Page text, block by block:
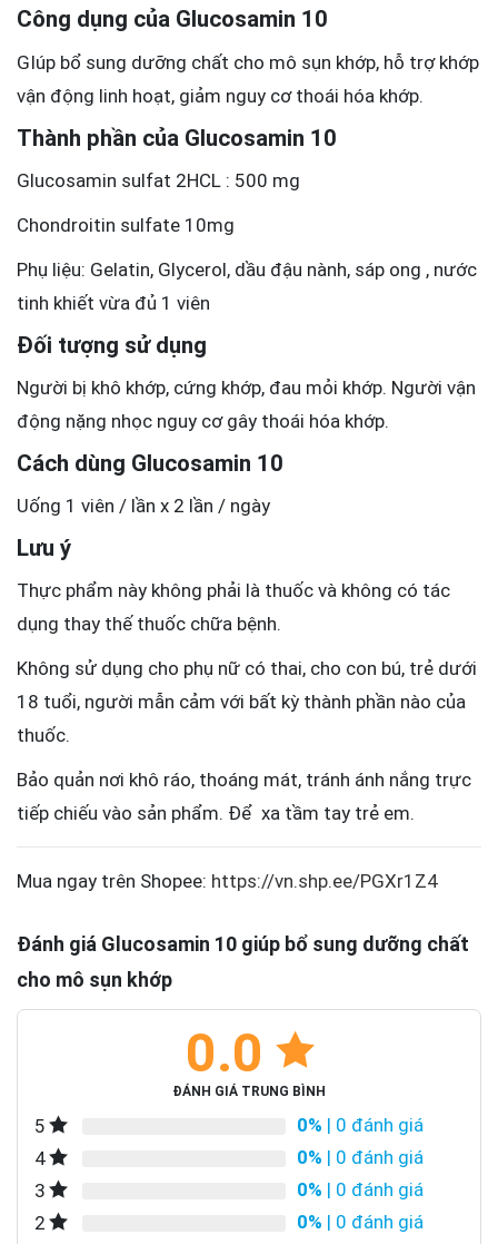
Công dụng của Glucosamin 10
GIúp bổ sung dưỡng chất cho mô sụn khớp, hỗ trợ khớp
vận động linh hoạt, giảm nguy cơ thoái hóa khớp.
Thành phần của Glucosamin 10
Glucosamin sulfat 2HCL : 500 mg
Chondroitin sulfate 10mg
Phụ liệu: Gelatin, Glycerol, dầu đậu nành, sáp ong , nước
tinh khiết vừa đủ 1 viên
Đối tượng sử dụng
Người bị khô khớp, cứng khớp, đau mỏi khớp. Người vận
động nặng nhọc nguy cơ gây thoái hóa khớp.
Cách dùng Glucosamin 10
Uống 1 viên / lần x 2 lần / ngày
Lưu ý
Thực phẩm này không phải là thuốc và không có tác
dụng thay thế thuốc chữa bệnh.
Không sử dụng cho phụ nữ có thai, cho con bú, trẻ dưới
18 tuổi, người mẫn cảm với bất kỳ thành phần nào của
thuốc.
Bảo quản nơi khô ráo, thoáng mát, tránh ánh nắng trực
tiếp chiếu vào sản phẩm. Để xa tầm tay trẻ em.
Mua ngay trên Shopee: https://vn.shp.ee/PGXr1Z4
Đánh giá Glucosamin 10 giúp bổ sung dưỡng chất
cho mô sụn khớp
0.0
ĐÁNH GIÁ TRUNG BÌNH
5 0% | 0 đánh giá
4
0% | 0 đánh giá
3
0% | 0 đánh giá
2
0% | 0 đánh giá